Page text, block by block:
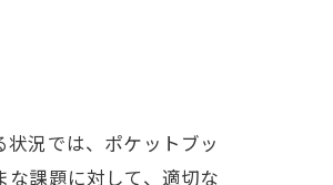
況では、ポケットブッ
課題に対して、適切な